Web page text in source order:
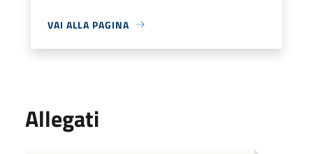
VAI ALLA PAGINA
Allegati